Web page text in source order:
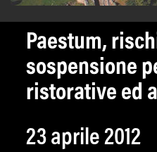
Paestum,
sospensione
ristorative ed
23 aprile 2012